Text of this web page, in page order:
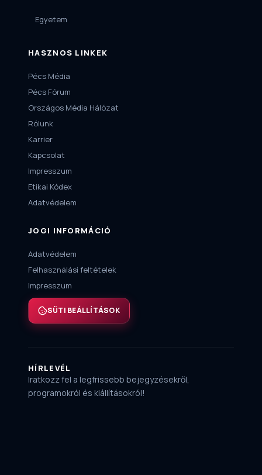
Egyetem
HASZNOS LINKEK
Pécs Média
Pécs Fórum
Országos Média Hálózat
Rólunk
Karrier
Kapcsolat
Impresszum
Etikai Kódex
Adatvédelem
JOGI INFORMÁCIÓ
Adatvédelem
Felhasználási feltételek
Impresszum
SÜTI BEÁLLÍTÁSOK
HÍRLEVÉL
Iratkozz fel a legfrissebb bejegyzésekről,
programokról és kiállításokról!